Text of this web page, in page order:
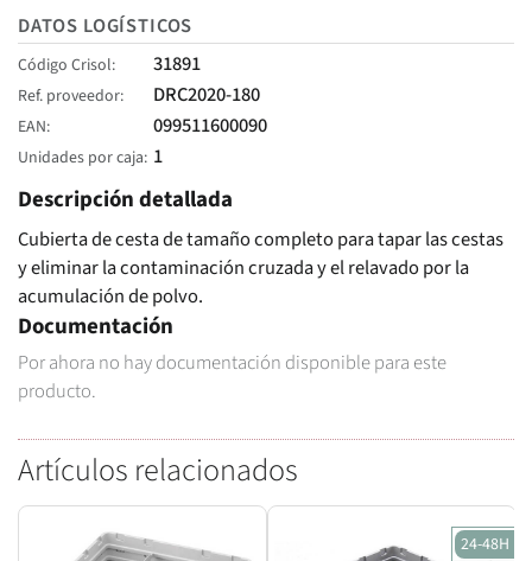
DATOS LOGÍSTICOS
Código Crisol 31891
Ref. proveedor DRC2020-180
EAN 099511600090
Unidades por caja 1
Descripción detallada
Cubierta de cesta de tamaño completo para tapar las cestas
y eliminar la contaminación cruzada y el relavado por la
acumulación de polvo.
Documentación
Por ahora no hay documentación disponible para este
producto.
Artículos relacionados
24-48H